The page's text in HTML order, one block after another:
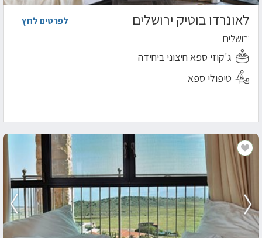
לאונרדו בוטיק ירושלים
ירושלים
ג'קוזי ספא חיצוני ביחידה
טיפולי ספא
לפרטים לחץ